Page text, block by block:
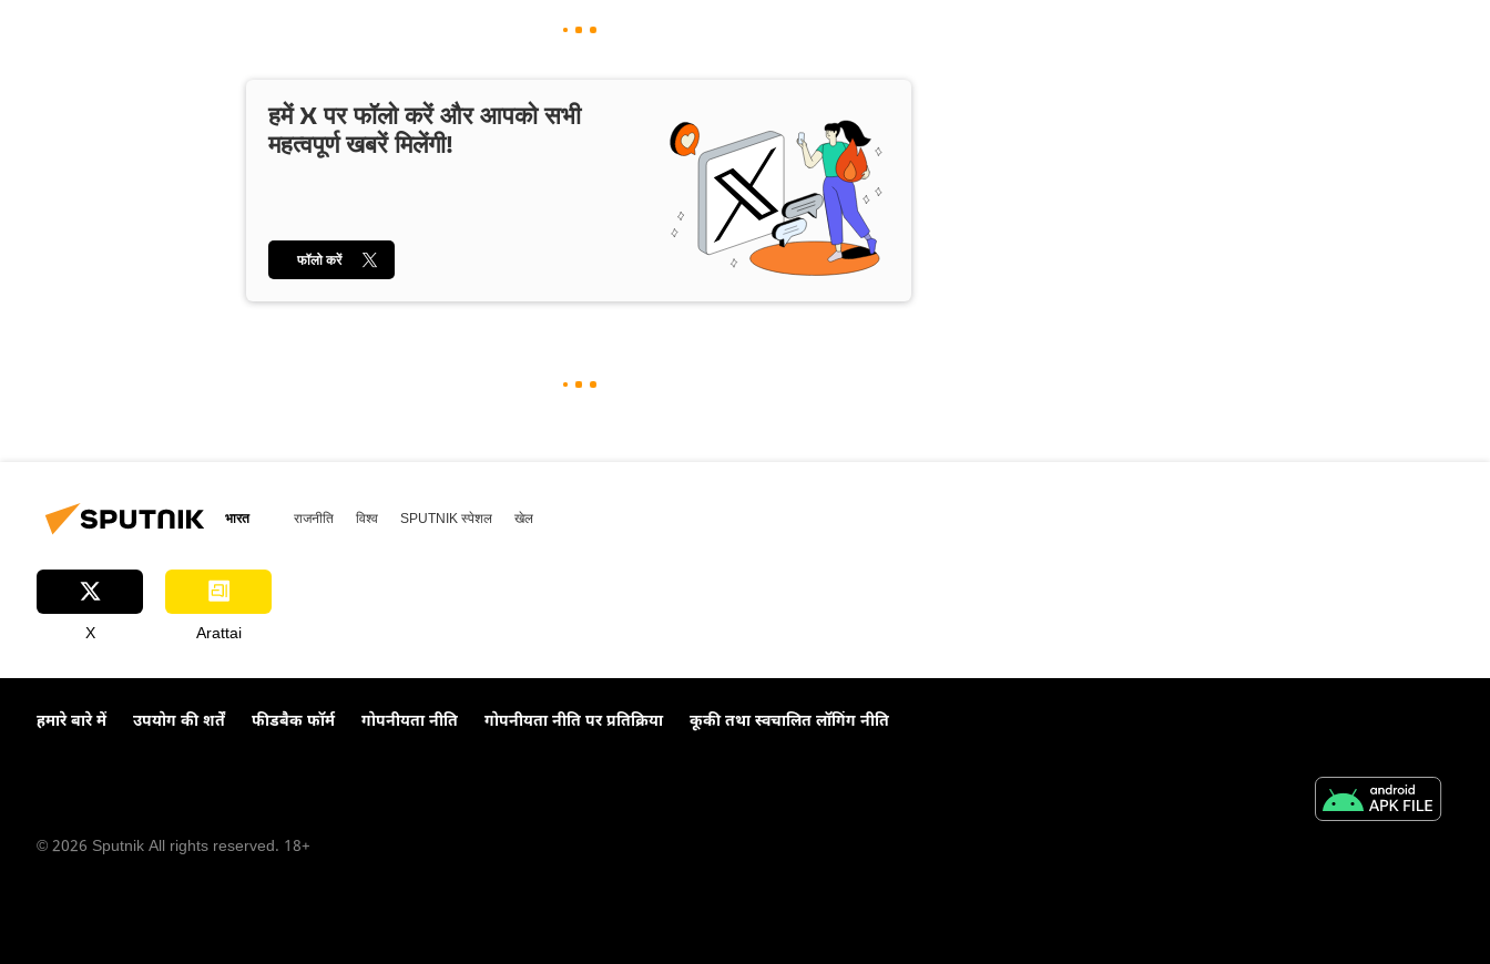
हमें X पर फॉलो करें और आपको सभी
महत्वपूर्ण खबरें मिलेंगी!
फॉलो करें
भारत राजनीति विश्व SPUTNIK स्पेशल खेल
X Arattai
हमारे बारे में उपयोग की शर्तें फीडबैक फॉर्म गोपनीयता नीति गोपनीयता नीति पर प्रतिक्रिया कूकी तथा स्वचालित लॉगिंग नीति
© 2026 Sputnik All rights reserved. 18+